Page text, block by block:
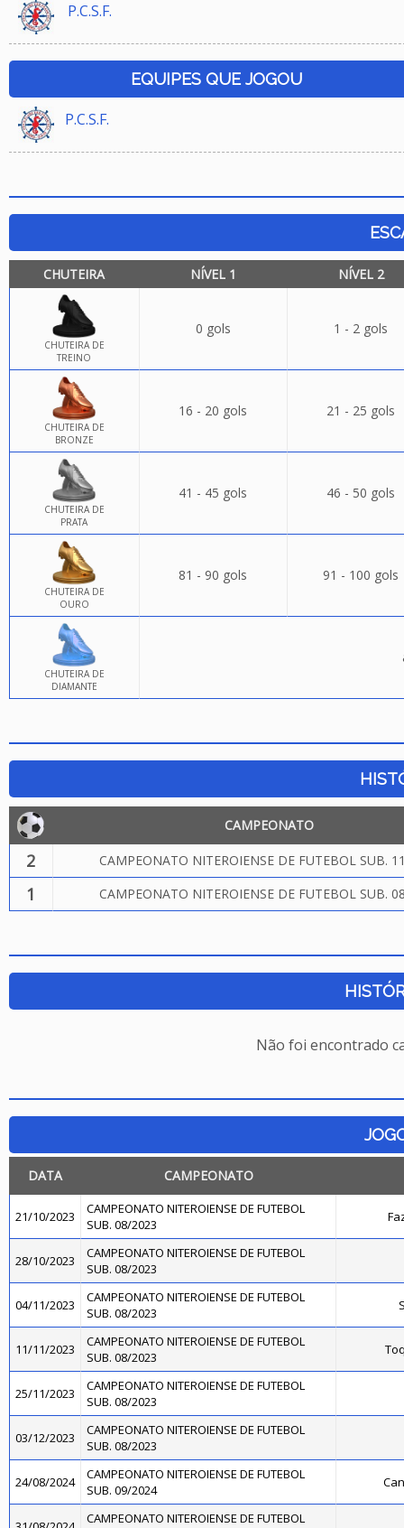
P.C.S.F.
EQUIPES QUE JOGOU
P.C.S.F.
CHUTEIRA NÍVEL 1 NÍVEL 2
CHUTEIRA DE
TREINO
0 gols 1 - 2 gols
CHUTEIRA DE
BRONZE
16 - 20 gols 21 - 25 gols
CHUTEIRA DE
PRATA
41 - 45 gols 46 - 50 gols
CHUTEIRA DE
OURO
81 - 90 gols 91 - 100 gols
CHUTEIRA DE
DIAMANTE
CAMPEONATO
2 CAMPEONATO NITEROIENSE DE FUTEBOL SUB.
1 CAMPEONATO NITEROIENSE DE FUTEBOL SUB.
Não foi encontrado
DATA CAMPEONATO
21/10/2023
CAMPEONATO NITEROIENSE DE FUTEBOL
SUB. 08/2023
28/10/2023
CAMPEONATO NITEROIENSE DE FUTEBOL
SUB. 08/2023
04/11/2023
CAMPEONATO NITEROIENSE DE FUTEBOL
SUB. 08/2023
11/11/2023
CAMPEONATO NITEROIENSE DE FUTEBOL
SUB. 08/2023
25/11/2023
CAMPEONATO NITEROIENSE DE FUTEBOL
SUB. 08/2023
03/12/2023
CAMPEONATO NITEROIENSE DE FUTEBOL
SUB. 08/2023
24/08/2024
CAMPEONATO NITEROIENSE DE FUTEBOL
SUB. 09/2024
CAMPEONATO NITEROIENSE DE FUTEBOL